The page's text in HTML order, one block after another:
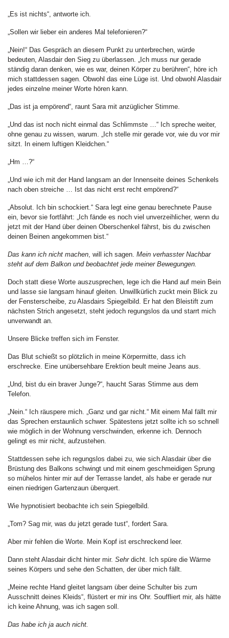
„Es ist nichts“, antworte ich.
„Sollen wir lieber ein anderes Mal telefonieren?“
„Nein!“ Das Gespräch an diesem Punkt zu unterbrechen, würde
bedeuten, Alasdair den Sieg zu überlassen. „Ich muss nur gerade
ständig daran denken, wie es war, deinen Körper zu berühren“, höre ich
mich stattdessen sagen. Obwohl das eine Lüge ist. Und obwohl Alasdair
jedes einzelne meiner Worte hören kann.
„Das ist ja empörend“, raunt Sara mit anzüglicher Stimme.
„Und das ist noch nicht einmal das Schlimmste …“ Ich spreche weiter,
ohne genau zu wissen, warum. „Ich stelle mir gerade vor, wie du vor mir
sitzt. In einem luftigen Kleidchen.“
„Hm …?“
„Und wie ich mit der Hand langsam an der Innenseite deines Schenkels
nach oben streiche … Ist das nicht erst recht empörend?“
„Absolut. Ich bin schockiert.“ Sara legt eine genau berechnete Pause
ein, bevor sie fortfährt: „Ich fände es noch viel unverzeihlicher, wenn du
jetzt mit der Hand über deinen Oberschenkel fährst, bis du zwischen
deinen Beinen angekommen bist.“
Das kann ich nicht machen, will ich sagen. Mein verhasster Nachbar
steht auf dem Balkon und beobachtet jede meiner Bewegungen.
Doch statt diese Worte auszusprechen, lege ich die Hand auf mein Bein
und lasse sie langsam hinauf gleiten. Unwillkürlich zuckt mein Blick zu
der Fensterscheibe, zu Alasdairs Spiegelbild. Er hat den Bleistift zum
nächsten Strich angesetzt, steht jedoch regungslos da und starrt mich
unverwandt an.
Unsere Blicke treffen sich im Fenster.
Das Blut schießt so plötzlich in meine Körpermitte, dass ich
erschrecke. Eine unübersehbare Erektion beult meine Jeans aus.
„Und, bist du ein braver Junge?“, haucht Saras Stimme aus dem
Telefon.
„Nein.“ Ich räuspere mich. „Ganz und gar nicht.“ Mit einem Mal fällt mir
das Sprechen erstaunlich schwer. Spätestens jetzt sollte ich so schnell
wie möglich in der Wohnung verschwinden, erkenne ich. Dennoch
gelingt es mir nicht, aufzustehen.
Stattdessen sehe ich regungslos dabei zu, wie sich Alasdair über die
Brüstung des Balkons schwingt und mit einem geschmeidigen Sprung
so mühelos hinter mir auf der Terrasse landet, als habe er gerade nur
einen niedrigen Gartenzaun überquert.
Wie hypnotisiert beobachte ich sein Spiegelbild.
„Tom? Sag mir, was du jetzt gerade tust“, fordert Sara.
Aber mir fehlen die Worte. Mein Kopf ist erschreckend leer.
Dann steht Alasdair dicht hinter mir. Sehrdicht. Ich spüre die Wärme
seines Körpers und sehe den Schatten, der über mich fällt.
„Meine rechte Hand gleitet langsam über deine Schulter bis zum
Ausschnitt deines Kleids“, flüstert er mir ins Ohr. Souffliert mir, als hätte
ich keine Ahnung, was ich sagen soll.
Das habe ich ja auch nicht.